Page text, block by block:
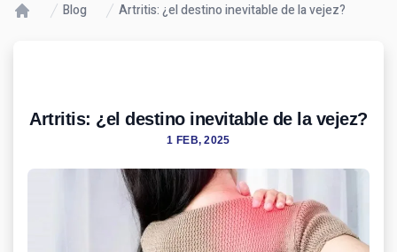
Blog Artritis: ¿el destino inevitable de la vejez?
Artritis: ¿el destino inevitable de la vejez?
1 FEB, 2025